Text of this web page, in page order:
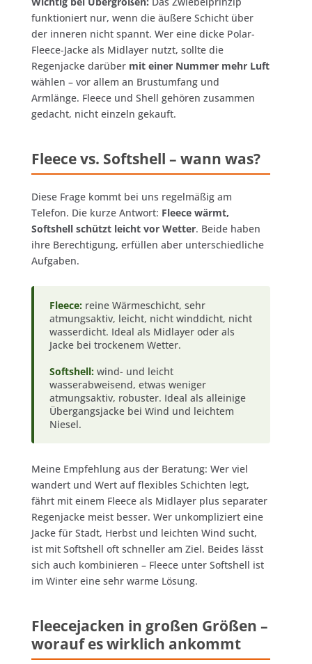
funktioniert nur, wenn die äußere Schicht über
der inneren nicht spannt. Wer eine dicke Polar-
Fleece-Jacke als Midlayer nutzt, sollte die
Regenjacke darüber mit einer Nummer mehr Luft
wählen – vor allem an Brustumfang und
Armlänge. Fleece und Shell gehören zusammen
gedacht, nicht einzeln gekauft.
Fleece vs. Softshell – wann was?
Diese Frage kommt bei uns regelmäßig am
Telefon. Die kurze Antwort: Fleece wärmt,
Softshell schützt leicht vor Wetter. Beide haben
ihre Berechtigung, erfüllen aber unterschiedliche
Aufgaben.
Fleece: reine Wärmeschicht, sehr
atmungsaktiv, leicht, nicht winddicht, nicht
wasserdicht. Ideal als Midlayer oder als
Jacke bei trockenem Wetter.
Softshell: wind- und leicht
wasserabweisend, etwas weniger
atmungsaktiv, robuster. Ideal als alleinige
Übergangsjacke bei Wind und leichtem
Niesel.
Meine Empfehlung aus der Beratung: Wer viel
wandert und Wert auf flexibles Schichten legt,
fährt mit einem Fleece als Midlayer plus separater
Regenjacke meist besser. Wer unkompliziert eine
Jacke für Stadt, Herbst und leichten Wind sucht,
ist mit Softshell oft schneller am Ziel. Beides lässt
sich auch kombinieren – Fleece unter Softshell ist
im Winter eine sehr warme Lösung.
Fleecejacken in großen Größen –
worauf es wirklich ankommt